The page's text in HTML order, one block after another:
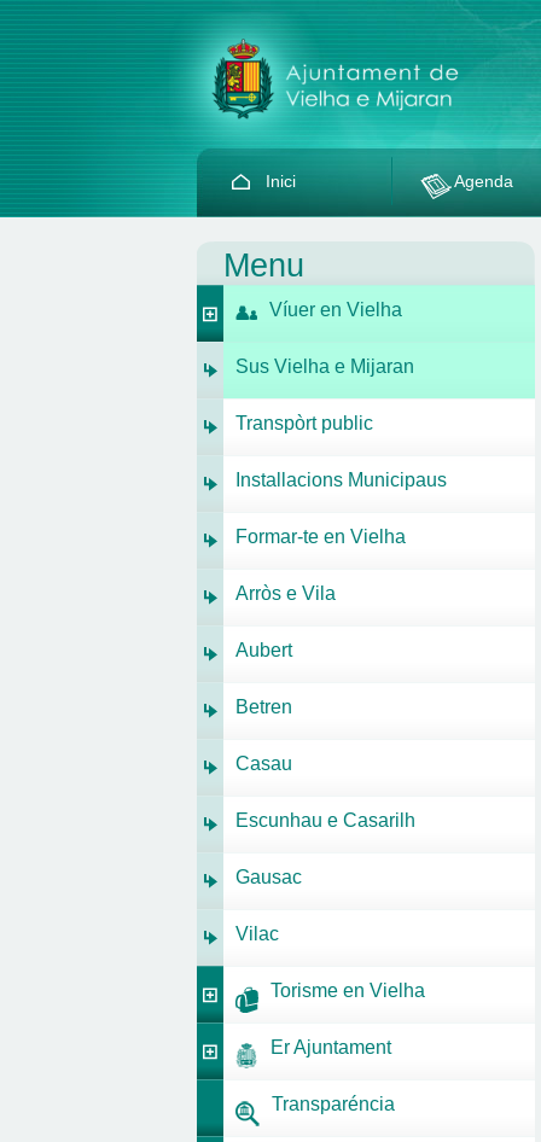
Inici Agenda
Menu
Víuer en Vielha
Sus Vielha e Mijaran
Transpòrt public
Installacions Municipaus
Formar-te en Vielha
Arròs e Vila
Aubert
Betren
Casau
Escunhau e Casarilh
Gausac
Vilac
Torisme en Vielha
Er Ajuntament
Transparéncia